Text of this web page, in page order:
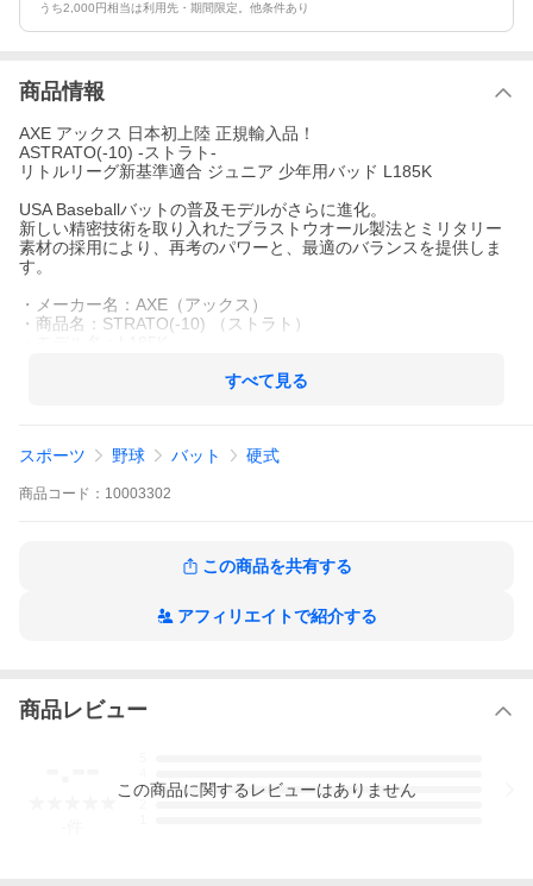
うち2,000円相当は利用先・期間限定。他条件あり
商品情報
AXE アックス 日本初上陸 正規輸入品！
ASTRATO(-10) -ストラト-
リトルリーグ新基準適合 ジュニア 少年用バッド L185K
USA Baseballバットの普及モデルがさらに進化。
新しい精密技術を取り入れたブラストウオール製法とミリタリー
素材の採用により、再考のパワーと、最適のバランスを提供しま
す。
・メーカー名：AXE（アックス）
・商品名：STRATO(-10) （ストラト）
27inc/17 oz.（約68cm/実測550g平均)
31inc/21 oz.（約78cm/実測650g平均)
・素材：合金
・その他：リトルリーグ用バット/硬式少年用野球バット/新基準適
すべて見る
スポーツ 野球 バット 硬式
商品 コード： 10003302
この商品を共有する
アフィリエイトで紹介する
商品レビュー
3
この商品に関するレビューはありません